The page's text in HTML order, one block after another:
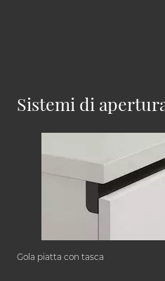
Sistemi di
Gola piatta con tasca